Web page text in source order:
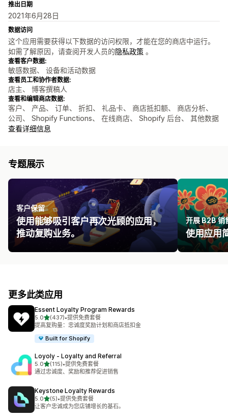
推出日期
2021年6月28日
数据访问
这个应用需要获得以下数据的访问权限，才能在您的商店中运行。
如需了解原因，请查阅开发人员的隐私政策 。
查看客户数据:
敏感数据、 设备和活动数据
查看员工和协作者数据:
店主、 博客撰稿人
查看和编辑商店数据:
客户、 产品、 订单、 折扣、 礼品卡、 商店抵扣额、 商店分析、
公司、 Shopify Functions、 在线商店、 Shopify 后台、 其他数据
查看详细信息
专题展示
客户保留
使用能够吸引客户再次光顾的应用，
推动复购业务。
开展 B2B 销
使用应用
更多此类应用
Essent Loyalty Program Rewards
5.0星（满分 5 星）
(437)
总共 437 条评论
•提供免费套餐
提高复购量：忠诚度奖励计划和商店抵扣金
Built for Shopify
Loyoly ‑ Loyalty and Referral
5.0星（满分 5 星）
(115)
总共 115 条评论
•提供免费套餐
通过忠诚度、奖励和推荐促进销售
Keystone Loyalty Rewards
5.0星（满分 5 星）
(5)
总共 5 条评论
•提供免费套餐
让客户忠诚成为您店铺增长的基石。